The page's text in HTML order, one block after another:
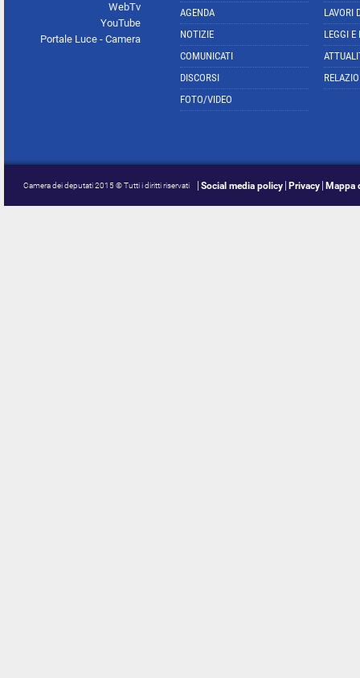
WebTv
YouTube
Portale Luce - Camera
AGENDA
NOTIZIE
COMUNICATI
DISCORSI
FOTO/VIDEO
LAVORI
LEGGI E
Camera dei deputati 2015 © Tutti i diritti riservati Social media policy Privacy Mappa